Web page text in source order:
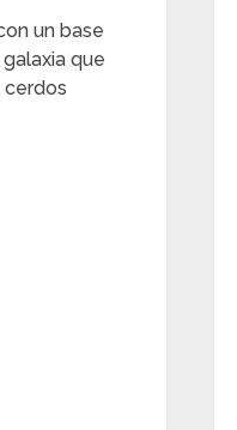
un base
que
cerdos